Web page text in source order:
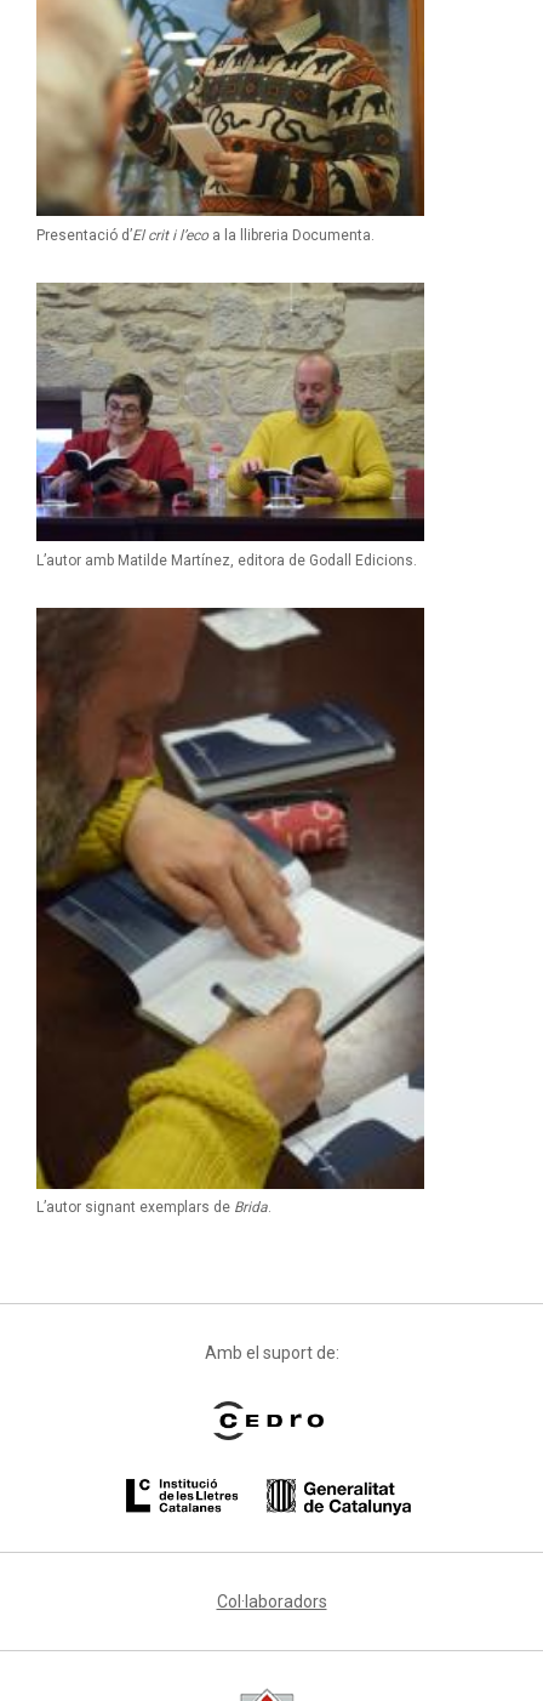
Presentació d’El crit i l’ecoa la llibreria Documenta.
L’autor amb Matilde Martínez, editora de Godall Edicions.
L’autor signant exemplars de Brida.
Amb el suport de:
Col·laboradors